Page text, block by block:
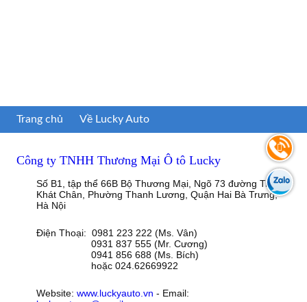
Trang chủ Về Lucky Auto
Công ty TNHH Thương Mại Ô tô Lucky
Số B1, tập thể 66B Bộ Thương Mại, Ngõ 73 đường Trần
Khát Chân, Phường Thanh Lương, Quận Hai Bà Trưng,
Hà Nội
Điện Thoại: 0981 223 222 (Ms. Vân)
0931 837 555 (Mr. Cương)
0941 856 688 (Ms. Bích)
hoặc 024.62669922
Website: www.luckyauto.vn - Email: